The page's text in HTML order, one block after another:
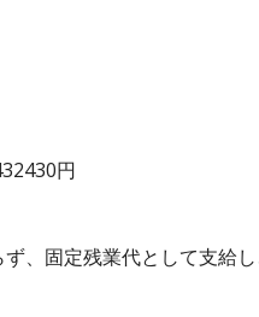
円
、固定残業代として支給